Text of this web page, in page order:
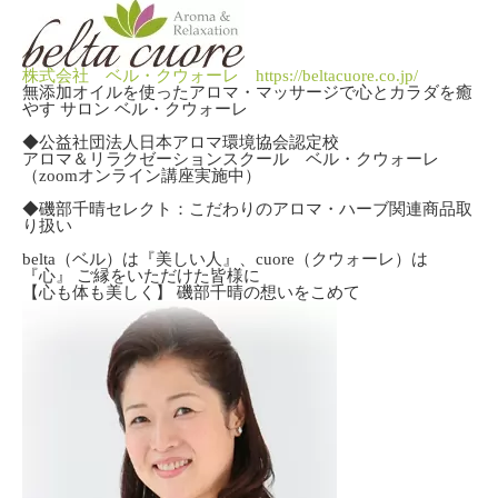
株式会社 ベル・クウォーレ https://beltacuore.co.jp/
無添加オイルを使ったアロマ・マッサージで心とカラダを癒
やす サロン ベル・クウォーレ
◆公益社団法人日本アロマ環境協会認定校
アロマ＆リラクゼーションスクール ベル・クウォーレ
（zoomオンライン講座実施中）
◆磯部千晴セレクト：こだわりのアロマ・ハーブ関連商品取
り扱い
belta（ベル）は『美しい人』、cuore（クウォーレ）は
『心』 ご縁をいただけた皆様に
【心も体も美しく】 磯部千晴の想いをこめて